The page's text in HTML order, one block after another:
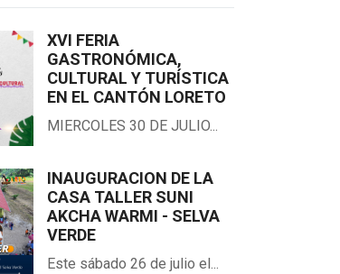
XVI FERIA
GASTRONÓMICA,
CULTURAL Y TURÍSTICA
EN EL CANTÓN LORETO
MIERCOLES 30 DE JULIO...
INAUGURACION DE LA
CASA TALLER SUNI
AKCHA WARMI - SELVA
VERDE
Este sábado 26 de julio el...